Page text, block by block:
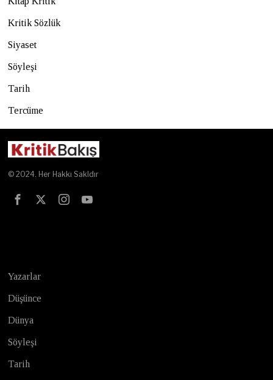
Kritik Sözlük
Siyaset
Söyleşi
Tarih
Tercüme
© 2024. Her Hakkı Sakldır
Yazarlar
Düşünce
Dünya
Söyleşi
Tarih